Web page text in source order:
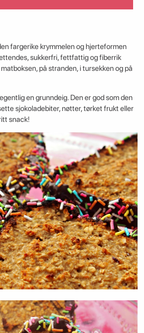
fargerike krymmelen og hjerteformen
sukkerfri, fettfattig og fiberrik
på stranden, i tursekken og på
en grunndeig. Den er god som den
sjokoladebiter, nøtter, tørket frukt eller
snack!